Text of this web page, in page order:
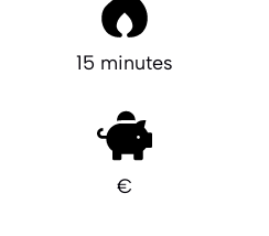
15 minutes
€